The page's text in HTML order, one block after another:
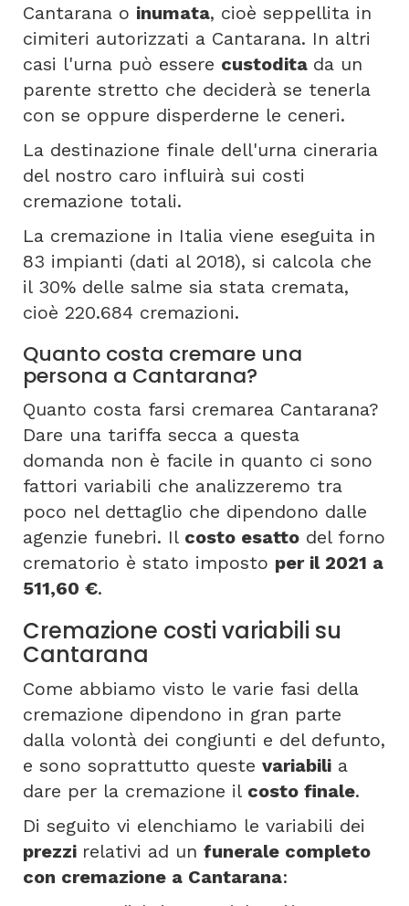
Cantarana o inumata, cioè seppellita in
cimiteri autorizzati a Cantarana. In altri
casi l'urna può essere custodita da un
parente stretto che deciderà se tenerla
con se oppure disperderne le ceneri.
La destinazione finale dell'urna cineraria
del nostro caro influirà sui costi
cremazione totali.
La cremazione in Italia viene eseguita in
83 impianti (dati al 2018), si calcola che
il 30% delle salme sia stata cremata,
cioè 220.684 cremazioni.
Quanto costa cremare una
persona a Cantarana?
Quanto costa farsi cremarea Cantarana?
Dare una tariffa secca a questa
domanda non è facile in quanto ci sono
fattori variabili che analizzeremo tra
poco nel dettaglio che dipendono dalle
agenzie funebri. Il costo esatto del forno
crematorio è stato imposto per il 2021 a
511,60 €.
Cremazione costi variabili su
Cantarana
Come abbiamo visto le varie fasi della
cremazione dipendono in gran parte
dalla volontà dei congiunti e del defunto,
e sono soprattutto queste variabili a
dare per la cremazione il costo finale.
Di seguito vi elenchiamo le variabili dei
prezzi relativi ad un funerale completo
con cremazione a Cantarana: